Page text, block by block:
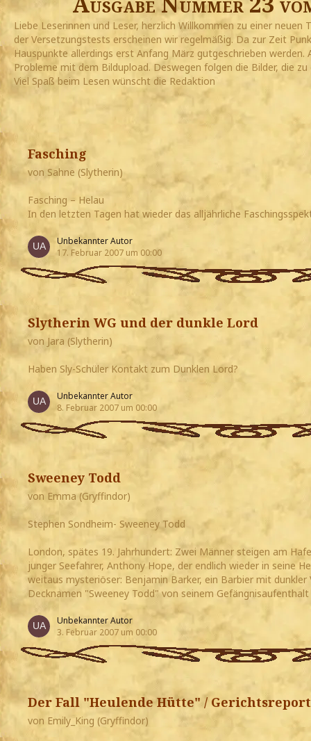
Liebe Leserinnen und Leser, herzlich Willkommen zu einer neuen
der Versetzungstests erscheinen wir regelmäßig. Da zur Zeit
Hauspunkte allerdings erst Anfang März gutgeschrieben
Probleme mit dem Bildupload. Deswegen folgen die Bilder, die
Viel Spaß beim Lesen wünscht die Redaktion
Fasching
von Sahne (Slytherin)
Fasching – Helau
In den letzten Tagen hat wieder das alljährliche
Unbekannter Autor
17. Februar 2007 um 00:00
Slytherin WG und der dunkle Lord
von Jara (Slytherin)
Haben Sly-Schüler Kontakt zum Dunklen Lord?
Unbekannter Autor
8. Februar 2007 um 00:00
Sweeney Todd
von Emma (Gryffindor)
Stephen Sondheim- Sweeney Todd
London, spätes 19. Jahrhundert: Zwei Männer steigen am
junger Seefahrer, Anthony Hope, der endlich wieder in seine
weitaus mysteriöser: Benjamin Barker, ein Barbier mit
Decknamen "Sweeney Todd" von seinem
Unbekannter Autor
3. Februar 2007 um 00:00
Der Fall "Heulende Hütte" /
von Emily_King (Gryffindor)